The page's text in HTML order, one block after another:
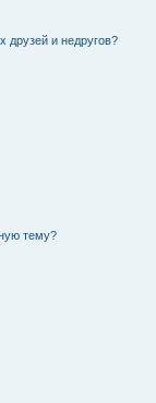
друзей и недругов?
тему?